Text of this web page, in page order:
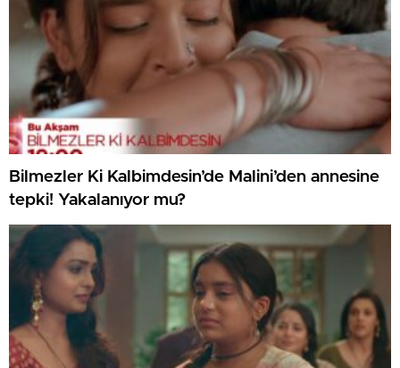
Bilmezler Ki Kalbimdesin’de Malini’den annesine
tepki! Yakalanıyor mu?